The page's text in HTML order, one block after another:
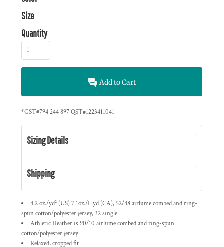
Size
Quantity
Add to Cart
*GST#794 244 897 QST#1223411041
Sizing Details
Shipping
4.2 oz./yd² (US) 7.1oz./L yd (CA), 52/48 airlume combed and ring-
spun cotton/polyester jersey, 32 single
Athletic Heather is 90/10 airlume combed and ring-spun
cotton/polyester jersey
Relaxed, cropped fit